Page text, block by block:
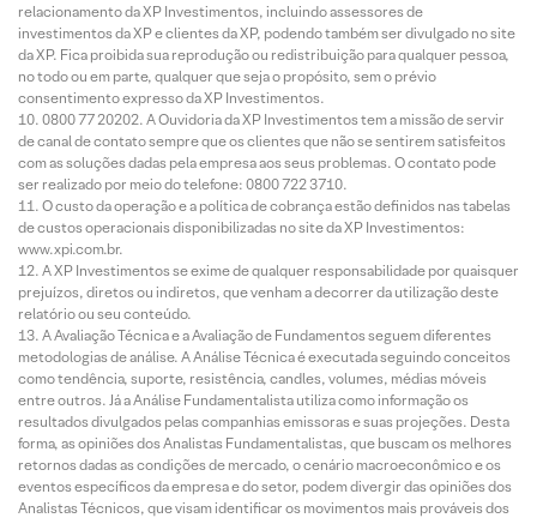
relacionamento da XP Investimentos, incluindo assessores de
investimentos da XP e clientes da XP, podendo também ser divulgado no site
da XP. Fica proibida sua reprodução ou redistribuição para qualquer pessoa,
no todo ou em parte, qualquer que seja o propósito, sem o prévio
consentimento expresso da XP Investimentos.
0800 77 20202. A Ouvidoria da XP Investimentos tem a missão de servir
de canal de contato sempre que os clientes que não se sentirem satisfeitos
com as soluções dadas pela empresa aos seus problemas. O contato pode
ser realizado por meio do telefone: 0800 722 3710.
O custo da operação e a política de cobrança estão definidos nas tabelas
de custos operacionais disponibilizadas no site da XP Investimentos:
www.xpi.com.br.
A XP Investimentos se exime de qualquer responsabilidade por quaisquer
prejuízos, diretos ou indiretos, que venham a decorrer da utilização deste
relatório ou seu conteúdo.
A Avaliação Técnica e a Avaliação de Fundamentos seguem diferentes
metodologias de análise. A Análise Técnica é executada seguindo conceitos
como tendência, suporte, resistência, candles, volumes, médias móveis
entre outros. Já a Análise Fundamentalista utiliza como informação os
resultados divulgados pelas companhias emissoras e suas projeções. Desta
forma, as opiniões dos Analistas Fundamentalistas, que buscam os melhores
retornos dadas as condições de mercado, o cenário macroeconômico e os
eventos específicos da empresa e do setor, podem divergir das opiniões dos
Analistas Técnicos, que visam identificar os movimentos mais prováveis dos